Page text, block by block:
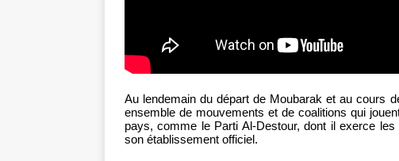
Au lendemain du départ de Moubarak et au cours
ensemble de mouvements et de coalitions qui
pays, comme le Parti Al-Destour, dont il exerce
son établissement officiel.